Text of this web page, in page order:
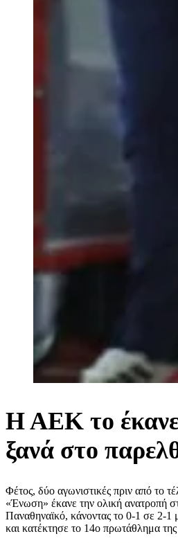
Η ΑΕΚ το
ξανά στο
Φέτος, δύο αγωνιστικές πριν από το
«Ένωση» έκανε την ολική ανατροπή
Παναθηναϊκό, κάνοντας το 0-1 σε 2-
και κατέκτησε το 14ο πρωτάθλημα της